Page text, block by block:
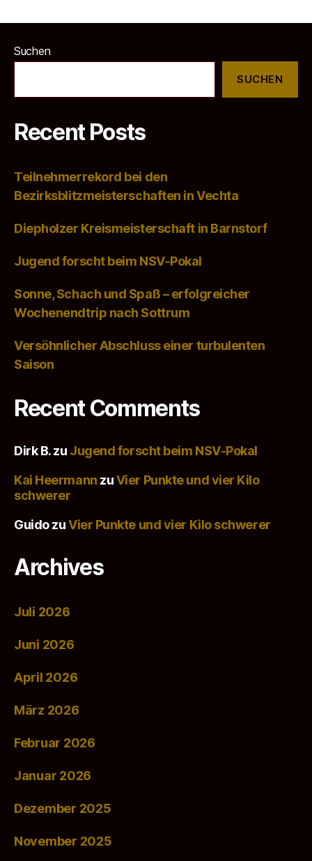
Suchen
SUCHEN
Recent Posts
Teilnehmerrekord bei den
Bezirksblitzmeisterschaften in Vechta
Diepholzer Kreismeisterschaft in Barnstorf
Jugend forscht beim NSV-Pokal
Sonne, Schach und Spaß – erfolgreicher
Wochenendtrip nach Sottrum
Versöhnlicher Abschluss einer turbulenten
Saison
Recent Comments
Dirk B.zu Jugend forscht beim NSV-Pokal
Kai Heermann zuVier Punkte und vier Kilo
schwerer
GuidozuVier Punkte und vier Kilo schwerer
Archives
Juli 2026
Juni 2026
April 2026
März 2026
Februar 2026
Januar 2026
Dezember 2025
November 2025